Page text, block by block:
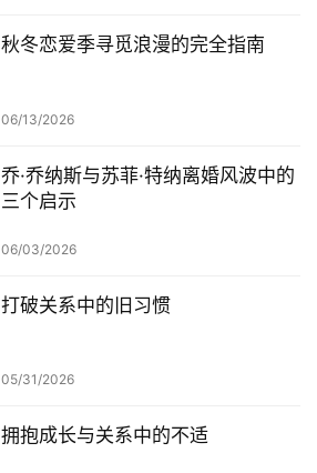
秋冬恋爱季寻觅浪漫的完全指南
06/13/2026
乔·乔纳斯与苏菲·特纳离婚风波中的
三个启示
06/03/2026
打破关系中的旧习惯
05/31/2026
拥抱成长与关系中的不适